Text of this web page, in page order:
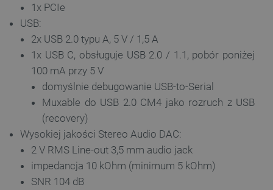
1x PCIe
USB:
2x USB 2.0 typu A, 5 V / 1,5 A
1x USB C, obsługuje USB 2.0 / 1.1, pobór poniżej
100 mA przy 5 V
domyślnie debugowanie USB-to-Serial
Muxable do USB 2.0 CM4 jako rozruch z USB
(recovery)
Wysokiej jakości Stereo Audio DAC:
2 V RMS Line-out 3,5 mm audio jack
impedancja 10 kOhm (minimum 5 kOhm)
SNR 104 dB
isListDisplay